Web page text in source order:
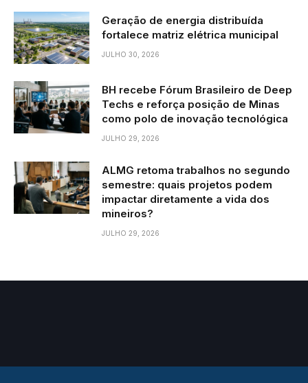
Geração de energia distribuída
fortalece matriz elétrica municipal
JULHO 30, 2026
BH recebe Fórum Brasileiro de Deep
Techs e reforça posição de Minas
como polo de inovação tecnológica
JULHO 29, 2026
ALMG retoma trabalhos no segundo
semestre: quais projetos podem
impactar diretamente a vida dos
mineiros?
JULHO 29, 2026